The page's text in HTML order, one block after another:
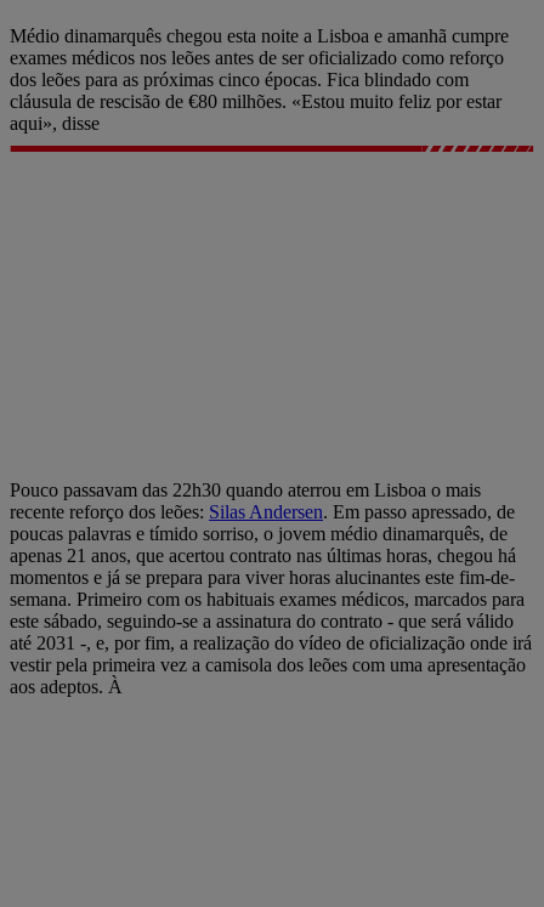
Médio dinamarquês chegou esta noite a Lisboa e amanhã cumpre
exames médicos nos leões antes de ser oficializado como reforço
dos leões para as próximas cinco épocas. Fica blindado com
cláusula de rescisão de €80 milhões. «Estou muito feliz por estar
aqui», disse
Pouco passavam das 22h30 quando aterrou em Lisboa o mais
recente reforço dos leões: Silas Andersen. Em passo apressado, de
poucas palavras e tímido sorriso, o jovem médio dinamarquês, de
apenas 21 anos, que acertou contrato nas últimas horas, chegou há
momentos e já se prepara para viver horas alucinantes este fim-de-
semana. Primeiro com os habituais exames médicos, marcados para
este sábado, seguindo-se a assinatura do contrato - que será válido
até 2031 -, e, por fim, a realização do vídeo de oficialização onde irá
vestir pela primeira vez a camisola dos leões com uma apresentação
aos adeptos. À